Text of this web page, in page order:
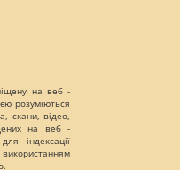
на веб -
розуміються
скани, відео,
на веб -
індексації